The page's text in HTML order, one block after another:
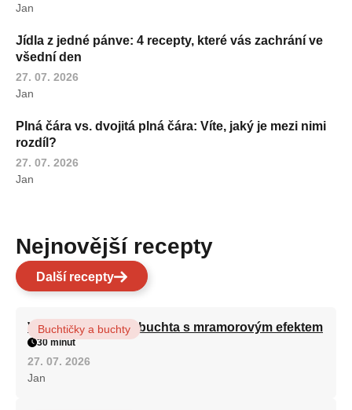
Jan
Jídla z jedné pánve: 4 recepty, které vás zachrání ve
všední den
27. 07. 2026
Jan
Plná čára vs. dvojitá plná čára: Víte, jaký je mezi nimi
rozdíl?
27. 07. 2026
Jan
Nejnovější recepty
Další recepty
Vláčná olejová litá buchta s mramorovým efektem
Buchtičky a buchty
30 minut
27. 07. 2026
Jan